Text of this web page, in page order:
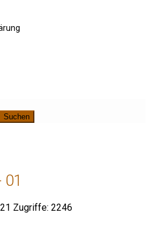
Suchen
Zugriffe: 2246